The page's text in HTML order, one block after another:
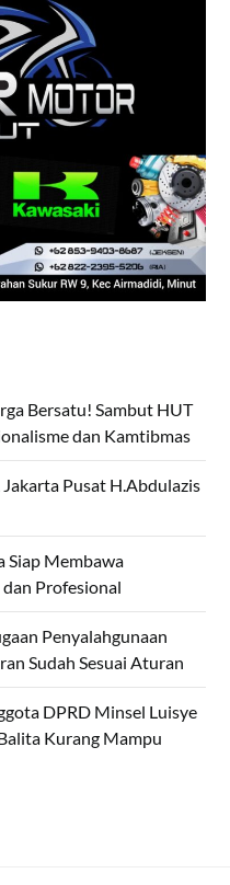
Bersatu! Sambut HUT
dan Kamtibmas
Pusat H.Abdulazis
Siap Membawa
dan Profesional
Penyalahgunaan
Sudah Sesuai Aturan
DPRD Minsel Luisye
Kurang Mampu